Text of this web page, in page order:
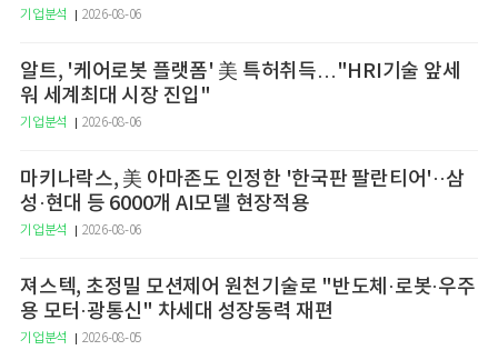
기업분석 2026-08-06
알트, '케어로봇 플랫폼' 美 특허취득…"HRI기술 앞세
워 세계최대 시장 진입"
기업분석 2026-08-06
마키나락스, 美 아마존도 인정한 '한국판 팔란티어'··삼
성·현대 등 6000개 AI모델 현장적용
기업분석 2026-08-06
져스텍, 초정밀 모션제어 원천기술로 "반도체·로봇·우주
용 모터·광통신" 차세대 성장동력 재편
기업분석 2026-08-05